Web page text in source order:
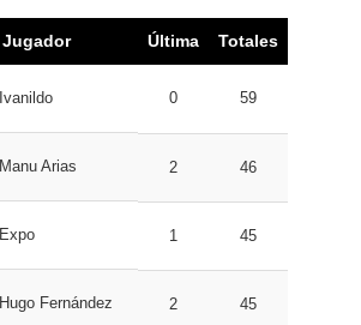
Jugador Última Totales
Ivanildo 0 59
Manu Arias 2 46
Expo 1 45
Hugo Fernández 2 45